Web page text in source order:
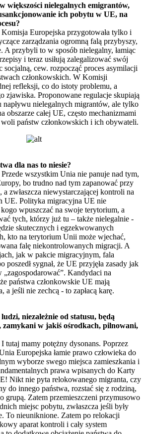
większości nielegalnych emigrantów,
ich pobytu w UE, na
Europejska przygotowała tylko i
zarządzania ogromną falą przybyszy,
A przybyli to w sposób nielegalny, łamiąc
i teraz usiłują zalegalizować swój
cew. rozpocząć proces asymilacji
członkowskich. W Komisji
refleksji, co do istoty problemu, a
zjawiska. Proponowane regulacje skupiają
napływu nielegalnych migrantów, ale tylko
obszarze całej UE, często mechanizmami
państw członkowskich i ich obywateli.
dla nas to niesie?
wszystkim Unia nie panuje nad tym,
bo trudno nad tym zapanować przy
zwłaszcza niewystarczającej kontroli na
UE. Polityka migracyjna UE nie
wpuszczać na swoje terytorium, a
tych, którzy już tu – także nielegalnie -
skutecznych i egzekwowanych
kto na terytorium Unii może wjechać,
falę niekontrolowanych migracji. A
jak w pakcie migracyjnym, fala
poszedł sygnał, że UE przyjęła zasady jak
Kandydaci na
państwa członkowskie UE mają
a jeśli nie zechcą - to zapłacą karę.
niezależnie od statusu, będą
zamykani w jakiś ośrodkach, pilnowani,
tutaj mamy potężny dysonans. Poprzez
Europejska łamie prawo człowieka do
wyborze swego miejsca zamieszkania i
prawa wpisanych do Karty
Nikt nie pyta relokowanego migranta, czy
do innego państwa, rozstać się z rodziną,
grupą. Zatem przemieszczeni przymusowo
miejsc pobytu, zwłaszcza jeśli były
To nieuniknione. Zatem po relokacji
aparat kontroli i cały system